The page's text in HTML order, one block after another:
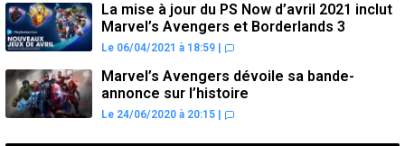
La mise à jour du PS Now d’avril 2021 inclut
Marvel’s Avengers et Borderlands 3
Le 06/04/2021 à 18:59
Marvel’s Avengers dévoile sa bande-
annonce sur l’histoire
Le 24/06/2020 à 20:15